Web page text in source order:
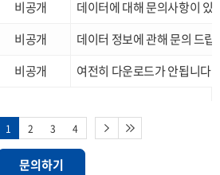
비공개
데이터에 대해 문의사항이 있
비공개
데이터 정보에 관해 문의 드립
비공개 여전히 다운로드가 안됩니다
1 2 3 4
문의하기